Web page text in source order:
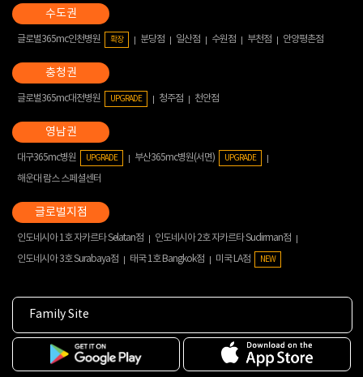
글로벌365mc인천병원 확장 분당점 일산점 수원점 부천점 안양평촌점
글로벌365mc대전병원 UPGRADE 청주점 천안점
대구365mc병원 UPGRADE 부산365mc병원(서면) UPGRADE
해운대 람스 스페셜센터
인도네시아 1호 자카르타 Selatan점
인도네시아 2호 자카르타 Sudirman점
인도네시아 3호 Surabaya점
태국 1호 Bangkok점 미국 LA점 NEW
Family Site